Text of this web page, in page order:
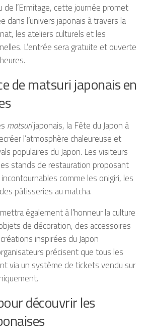
de l’Ermitage, cette journée promet
dans l’univers japonais à travers la
les ateliers culturels et les
L’entrée sera gratuite et ouverte
de matsuri japonais en
matsurijaponais, la Fête du Japon à
l’atmosphère chaleureuse et
populaires du Japon. Les visiteurs
stands de restauration proposant
comme les onigiri, les
pâtisseries au matcha.
également à l’honneur la culture
de décoration, des accessoires
inspirées du Japon
précisent que tous les
via un système de tickets vendu sur
découvrir les